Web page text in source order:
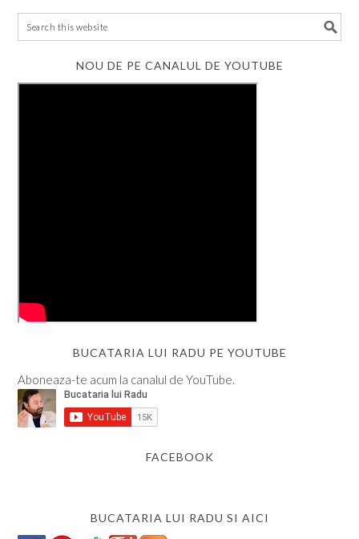
NOU DE PE CANALUL DE YOUTUBE
BUCATARIA LUI RADU PE YOUTUBE
Aboneaza-te acum la canalul de YouTube.
FACEBOOK
BUCATARIA LUI RADU SI AICI